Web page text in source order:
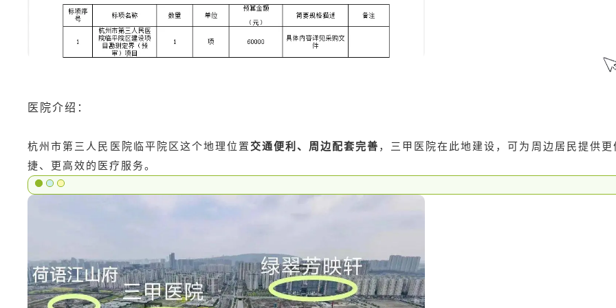
医院介绍：
杭州市第三人民医院临平院区这个地理位置 交通便利、周边配套完善 ，三甲医院在此地建设，可为周边居民提供更
捷、更高效的医疗服务。